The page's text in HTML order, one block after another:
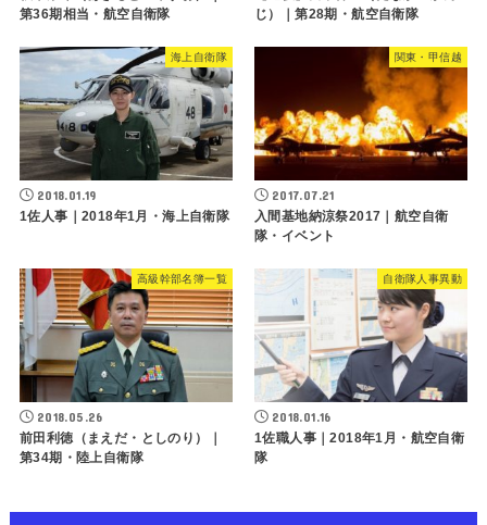
第36期相当・航空自衛隊
じ）｜第28期・航空自衛隊
海上自衛隊
2018.01.19
1佐人事｜2018年1月・海上自衛隊
関東・甲信越
2017.07.21
入間基地納涼祭2017｜航空自衛
隊・イベント
高級幹部名簿一覧
2018.05.26
前田利徳（まえだ・としのり）｜
第34期・陸上自衛隊
自衛隊人事異動
2018.01.16
1佐職人事｜2018年1月・航空自衛
隊